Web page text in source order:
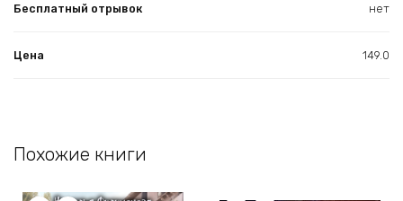
Бесплатный отрывок нет
Цена 149.0
Похожие книги